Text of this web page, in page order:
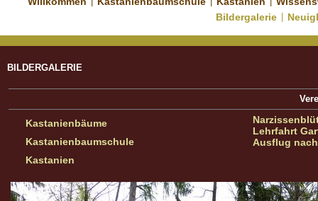
Bildergalerie
BILDERGALERIE
Kastanienbäume
Kastanienbaumschule
Kastanien
Lehrfahrt
Ausflug